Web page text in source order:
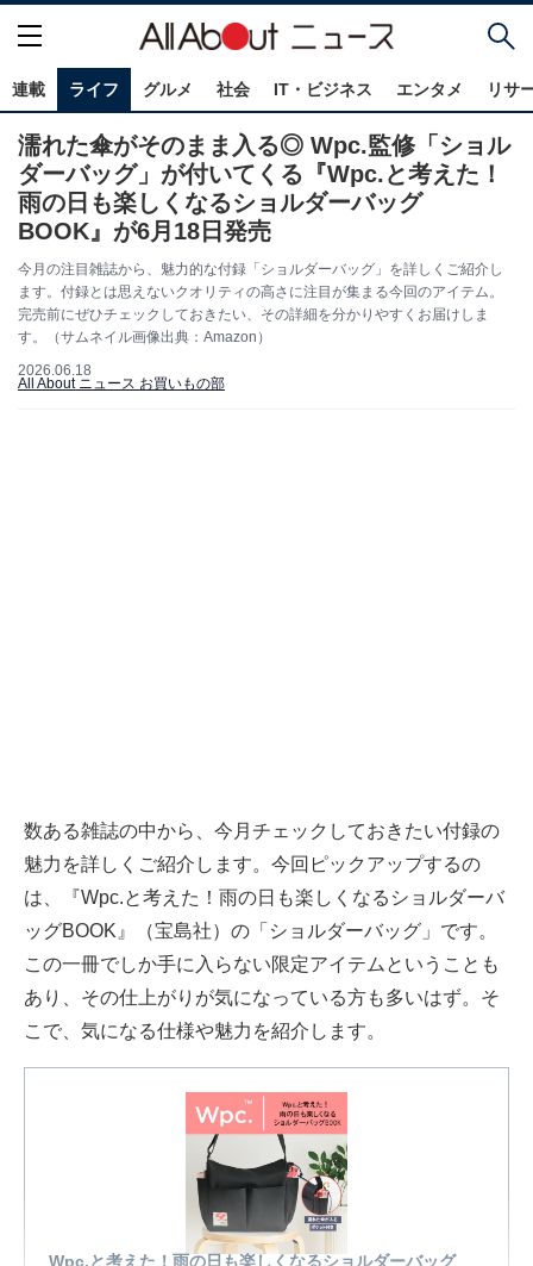
連載 ライフ グルメ 社会 IT・ビジネス エンタメ リサ
濡れた傘がそのまま入る◎ Wpc.監修「ショル
ダーバッグ」が付いてくる『Wpc.と考えた！
雨の日も楽しくなるショルダーバッグ
BOOK』が6月18日発売
今月の注目雑誌から、魅力的な付録「ショルダーバッグ」を詳しくご紹介し
ます。付録とは思えないクオリティの高さに注目が集まる今回のアイテム。
完売前にぜひチェックしておきたい、その詳細を分かりやすくお届けしま
す。（サムネイル画像出典：Amazon）
2026.06.18
All About ニュース お買いもの部
数ある雑誌の中から、今月チェックしておきたい付録の
魅力を詳しくご紹介します。今回ピックアップするの
は、『Wpc.と考えた！雨の日も楽しくなるショルダーバ
ッグBOOK』（宝島社）の「ショルダーバッグ」です。
この一冊でしか手に入らない限定アイテムということも
あり、その仕上がりが気になっている方も多いはず。そ
こで、気になる仕様や魅力を紹介します。
Wpc.と考えた！雨の日も楽しくなるショルダーバッグ